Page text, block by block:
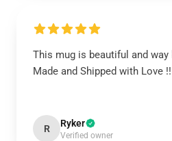
This mug is beautiful and
Made and Shipped with Love !!
R Ryker
Verified owner